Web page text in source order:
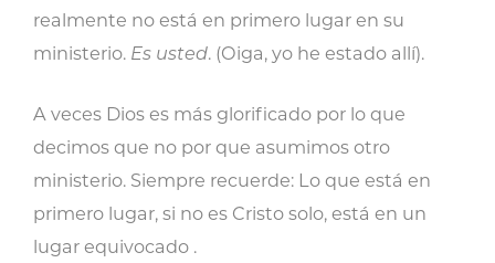
realmente no está en primero lugar en su
ministerio. Es usted. (Oiga, yo he estado allí).
A veces Dios es más glorificado por lo que
decimos que no por que asumimos otro
ministerio. Siempre recuerde: Lo que está en
primero lugar, si no es Cristo solo, está en un
lugar equivocado .